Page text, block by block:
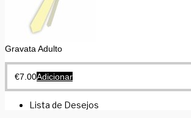
Gravata Adulto
€7.00Adicionar
Lista de Desejos